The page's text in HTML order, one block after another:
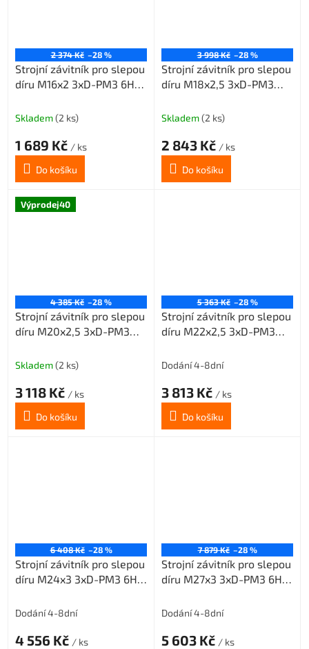
2 374 Kč –28 %
Strojní závitník pro slepou
díru M16x2 3xD-PM3 6HX
Skladem(2 ks)
1 689 Kč / ks
Do košíku
3 998 Kč –28 %
Strojní závitník pro slepou
díru M18x2,5 3xD-PM3
Skladem(2 ks)
2 843 Kč / ks
Do košíku
Výprodej40
4 385 Kč –28 %
Strojní závitník pro slepou
díru M20x2,5 3xD-PM3
Skladem(2 ks)
3 118 Kč / ks
Do košíku
5 363 Kč –28 %
Strojní závitník pro slepou
díru M22x2,5 3xD-PM3
Dodání 4-8dní
3 813 Kč / ks
Do košíku
6 408 Kč –28 %
Strojní závitník pro slepou
díru M24x3 3xD-PM3 6HX
Dodání 4-8dní
4 556 Kč / ks
7 879 Kč –28 %
Strojní závitník pro slepou
díru M27x3 3xD-PM3 6HX
Dodání 4-8dní
5 603 Kč / ks